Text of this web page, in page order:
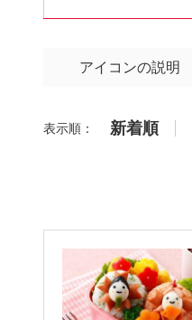
アイコンの説明
表示順： 新着順